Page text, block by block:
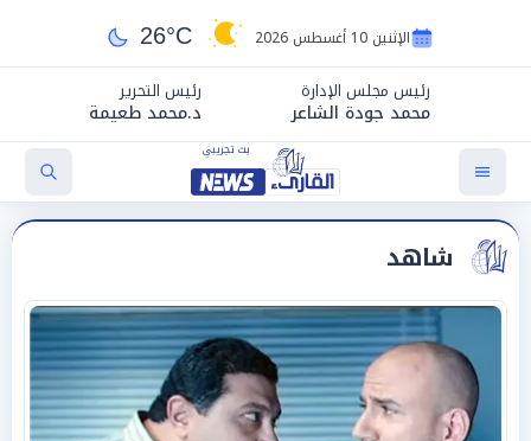
الإثنين 10 أغسطس 2026 26°C
رئيس مجلس الإدارة
محمد جودة الشاعر
رئيس التحرير
د.محمد طعيمة
شاهد